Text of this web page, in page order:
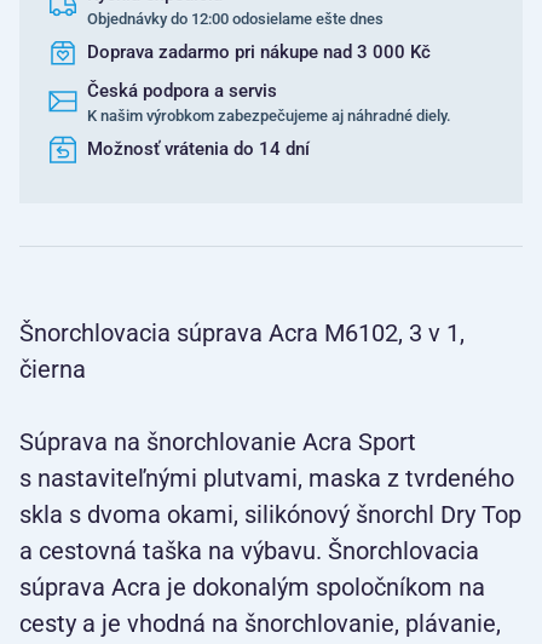
Objednávky do 12:00 odosielame ešte dnes
Doprava zadarmo pri nákupe nad 3 000 Kč
Česká podpora a servis
K našim výrobkom zabezpečujeme aj náhradné diely.
Možnosť vrátenia do 14 dní
Šnorchlovacia súprava Acra M6102, 3 v 1,
čierna
Súprava na šnorchlovanie Acra Sport
s nastaviteľnými plutvami, maska z tvrdeného
skla s dvoma okami, silikónový šnorchl Dry Top
a cestovná taška na výbavu. Šnorchlovacia
súprava Acra je dokonalým spoločníkom na
cesty a je vhodná na šnorchlovanie, plávanie,